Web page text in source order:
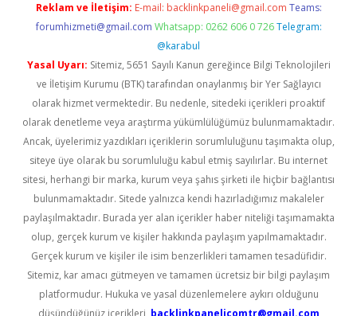
Reklam ve İletişim: E-mail: backlinkpaneli@gmail.com Teams:
forumhizmeti@gmail.com Whatsapp: 0262 606 0 726 Telegram:
@karabul
Yasal Uyarı: Sitemiz, 5651 Sayılı Kanun gereğince Bilgi Teknolojileri
ve İletişim Kurumu (BTK) tarafından onaylanmış bir Yer Sağlayıcı
olarak hizmet vermektedir. Bu nedenle, sitedeki içerikleri proaktif
olarak denetleme veya araştırma yükümlülüğümüz bulunmamaktadır.
Ancak, üyelerimiz yazdıkları içeriklerin sorumluluğunu taşımakta olup,
siteye üye olarak bu sorumluluğu kabul etmiş sayılırlar. Bu internet
sitesi, herhangi bir marka, kurum veya şahıs şirketi ile hiçbir bağlantısı
bulunmamaktadır. Sitede yalnızca kendi hazırladığımız makaleler
paylaşılmaktadır. Burada yer alan içerikler haber niteliği taşımamakta
olup, gerçek kurum ve kişiler hakkında paylaşım yapılmamaktadır.
Gerçek kurum ve kişiler ile isim benzerlikleri tamamen tesadüfidir.
Sitemiz, kar amacı gütmeyen ve tamamen ücretsiz bir bilgi paylaşım
platformudur. Hukuka ve yasal düzenlemelere aykırı olduğunu
düşündüğünüz içerikleri, backlinkpanelicomtr@gmail.com